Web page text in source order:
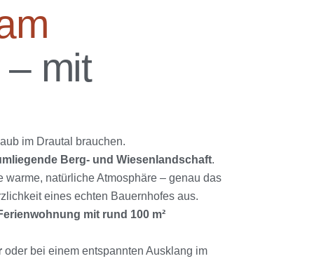
mit
im Drautal brauchen.
Berg- und Wiesenlandschaft.
natürliche Atmosphäre – genau das
eines echten Bauernhofes aus.
mit rund 100 m²
oder bei einem entspannten Ausklang im